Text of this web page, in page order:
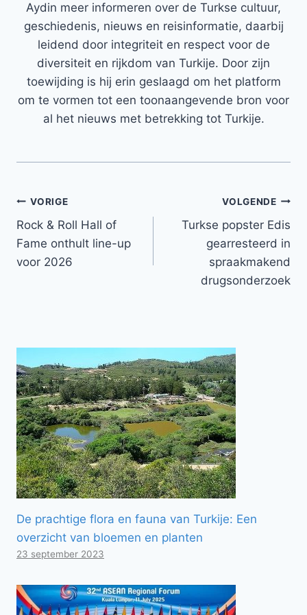
Aydin meer informeren over de Turkse cultuur,
geschiedenis, nieuws en reisinformatie, daarbij
leidend door integriteit en respect voor de
diversiteit en rijkdom van Turkije. Door zijn
toewijding is hij erin geslaagd om het platform
om te vormen tot een toonaangevende bron voor
al het nieuws met betrekking tot Turkije.
Bericht
navigatie
VORIGE
Rock & Roll Hall of
Fame onthult line-up
voor 2026
VOLGENDE
Turkse popster Edis
gearresteerd in
spraakmakend
drugsonderzoek
De prachtige flora en fauna van Turkije: Een
overzicht van bloemen en planten
23 september 2023